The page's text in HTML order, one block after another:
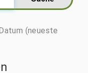
(neueste